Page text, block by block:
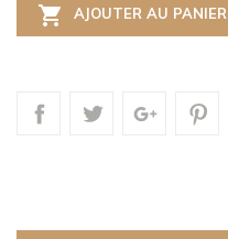
 AJOUTER AU PANIER